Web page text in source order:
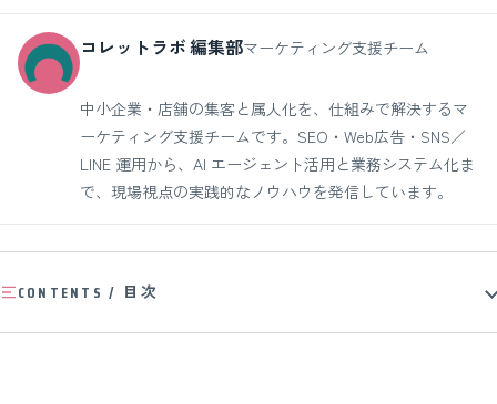
コレットラボ 編集部マーケティング支援チーム
中小企業・店舗の集客と属人化を、仕組みで解決するマ
ーケティング支援チームです。SEO・Web広告・SNS／
LINE 運用から、AI エージェント活用と業務システム化ま
で、現場視点の実践的なノウハウを発信しています。
CONTENTS / 目次